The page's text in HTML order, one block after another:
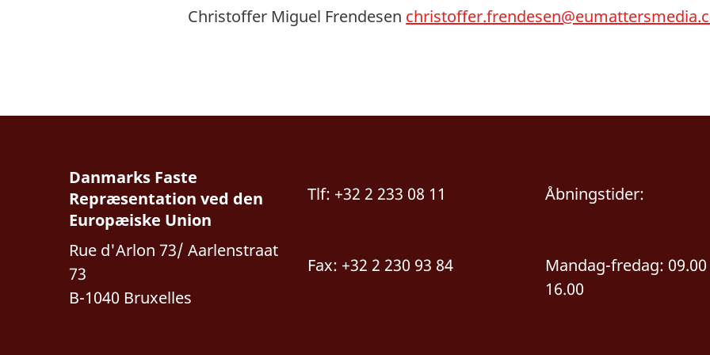
Christoffer Miguel Frendesen
Danmarks Faste
Repræsentation ved den
Europæiske Union
Rue d'Arlon 73/ Aarlenstraat
73
B-1040 Bruxelles
Tlf: +32 2 233 08 11
Fax: +32 2 230 93 84
Åbningstider:
Mandag-fredag: 09.00
16.00